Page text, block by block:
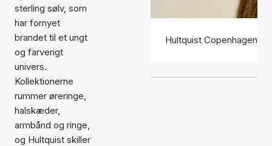
sterling sølv, som
har fornyet
brandet til et ungt
og farverigt
univers.
Kollektionerne
rummer øreringe,
halskæder,
armbånd og ringe,
og Hultquist skiller
Hultquist Copenhagen